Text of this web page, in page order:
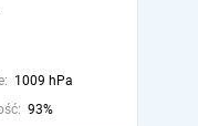
1009 hPa
93%